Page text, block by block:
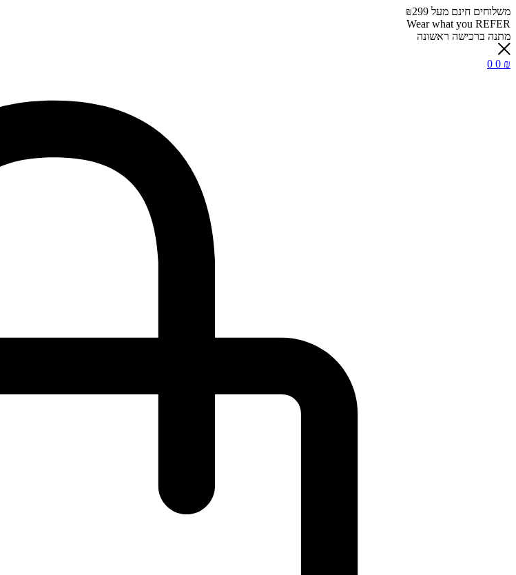
משלוחים חינם מעל ₪299
Wear what you REFER
מתנה ברכישה ראשונה
0 ₪
0